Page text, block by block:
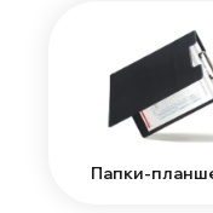
Папки-